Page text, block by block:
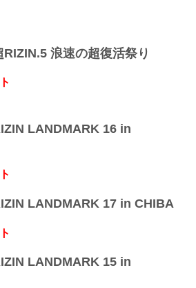
RIZIN.5 浪速の超復活祭り
LANDMARK 16 in
LANDMARK 17 in CHIBA
LANDMARK 15 in